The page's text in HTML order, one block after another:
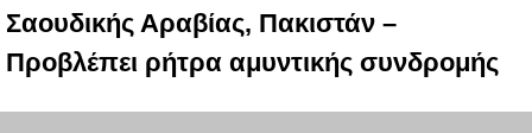
Σαουδικής Αραβίας, Πακιστάν –
Προβλέπει ρήτρα αμυντικής συνδρομής